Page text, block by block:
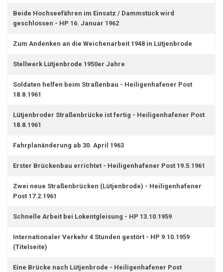
Beide Hochseefähren im Einsatz / Dammstück wird
geschlossen - HP 16. Januar 1962
Zum Andenken an die Weichenarbeit 1948 in Lütjenbrode
Stellwerk Lütjenbrode 1950er Jahre
Soldaten helfen beim Straßenbau - Heiligenhafener Post
18.8.1961
Lütjenbroder Straßenbrücke ist fertig - Heiligenhafener Post
18.8.1961
Fahrplanänderung ab 30. April 1963
Erster Brückenbau errichtet - Heiligenhafener Post 19.5.1961
Zwei neue Straßenbrücken (Lütjenbrode) - Heiligenhafener
Post 17.2.1961
Schnelle Arbeit bei Lokentgleisung - HP 13.10.1959
Internationaler Verkehr 4 Stunden gestört - HP 9.10.1959
(Titelseite)
Eine Brücke nach Lütjenbrode - Heiligenhafener Post